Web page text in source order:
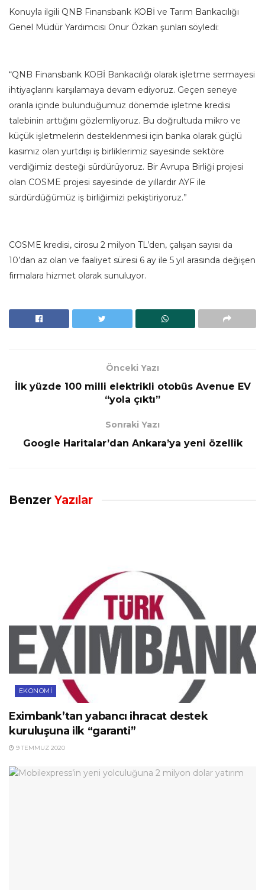
Konuyla ilgili QNB Finansbank KOBİ ve Tarım Bankacılığı
Genel Müdür Yardımcısı Onur Özkan şunları söyledi:
“QNB Finansbank KOBİ Bankacılığı olarak işletme sermayesi
ihtiyaçlarını karşılamaya devam ediyoruz. Geçen seneye
oranla içinde bulunduğumuz dönemde işletme kredisi
talebinin arttığını gözlemliyoruz. Bu doğrultuda mikro ve
küçük işletmelerin desteklenmesi için banka olarak güçlü
kasımız olan yurtdışı iş birliklerimiz sayesinde sektöre
verdiğimiz desteği sürdürüyoruz. Bir Avrupa Birliği projesi
olan COSME projesi sayesinde de yıllardır AYF ile
sürdürdüğümüz iş birliğimizi pekiştiriyoruz.”
COSME kredisi, cirosu 2 milyon TL’den, çalışan sayısı da
10’dan az olan ve faaliyet süresi 6 ay ile 5 yıl arasında değişen
firmalara hizmet olarak sunuluyor.
Önceki Yazı
İlk yüzde 100 milli elektrikli otobüs Avenue EV
“yola çıktı”
Sonraki Yazı
Google Haritalar’dan Ankara’ya yeni özellik
Benzer Yazılar
EKONOMI
Eximbank’tan yabancı ihracat destek
kuruluşuna ilk “garanti”
9 TEMMUZ 2020